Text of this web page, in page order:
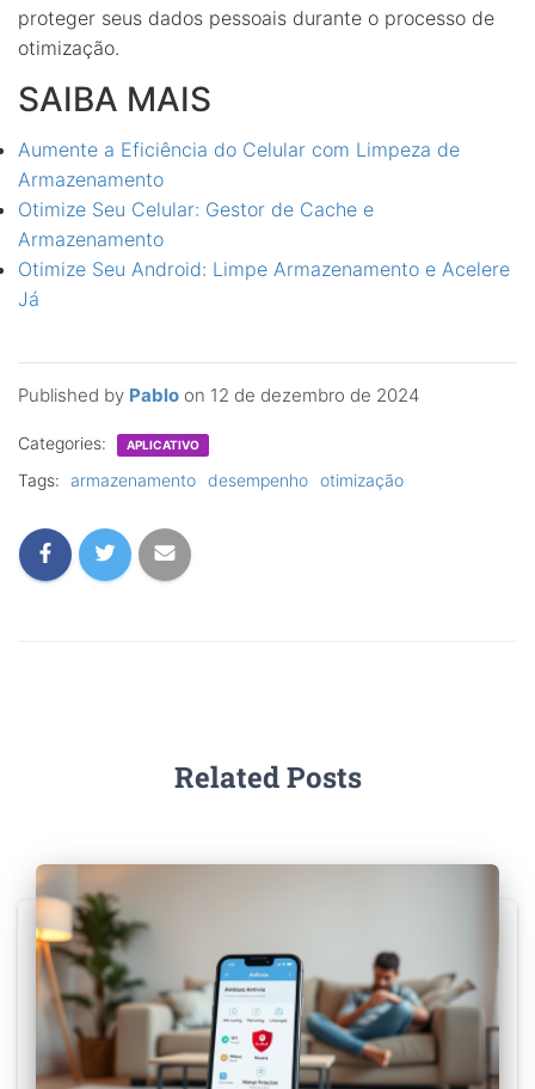
Published by Pablo on 12 de dezembro de 2024
proteger seus dados pessoais durante o processo de
otimização.
SAIBA MAIS
Aumente a Eficiência do Celular com Limpeza de
Armazenamento
Otimize Seu Celular: Gestor de Cache e
Armazenamento
Otimize Seu Android: Limpe Armazenamento e Acelere
Já
Categories: APLICATIVO
Tags: armazenamento desempenho otimização
Related Posts